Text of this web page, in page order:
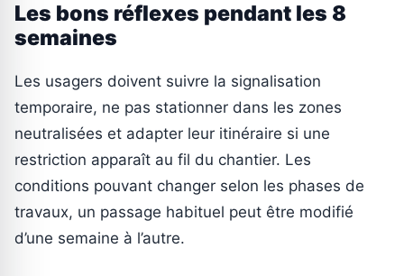
Les bons réflexes pendant les 8
semaines
Les usagers doivent suivre la signalisation
temporaire, ne pas stationner dans les zones
neutralisées et adapter leur itinéraire si une
restriction apparaît au fil du chantier. Les
conditions pouvant changer selon les phases de
travaux, un passage habituel peut être modifié
d’une semaine à l’autre.